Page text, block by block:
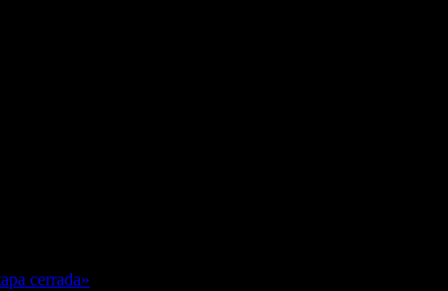
cerrada»